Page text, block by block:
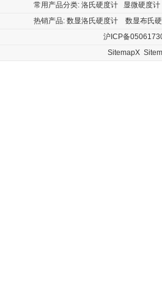
常用产品分类: 洛氏硬度计 显微硬度计
热销产品: 数显洛氏硬度计 数显布氏
沪ICP备
SitemapX